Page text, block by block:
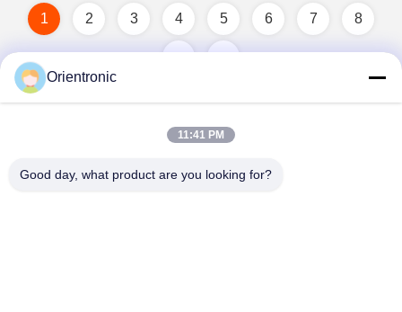
1 2 3 4 5 6 7 8
Orientronic
11:41 PM
Good day, what product are you looking for?